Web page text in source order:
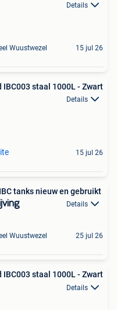
Details
Wuustwezel 15 jul 26
IBC003 staal 1000L - Zwart
Details
15 jul 26
tanks nieuw en gebruikt
Details
Wuustwezel 25 jul 26
IBC003 staal 1000L - Zwart
Details